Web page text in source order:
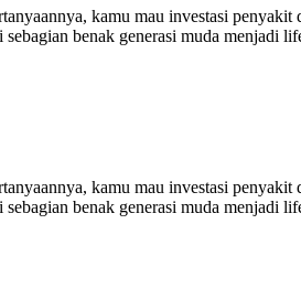
kamu mau investasi
benak generasi muda menjadi
kamu mau investasi
benak generasi muda menjadi